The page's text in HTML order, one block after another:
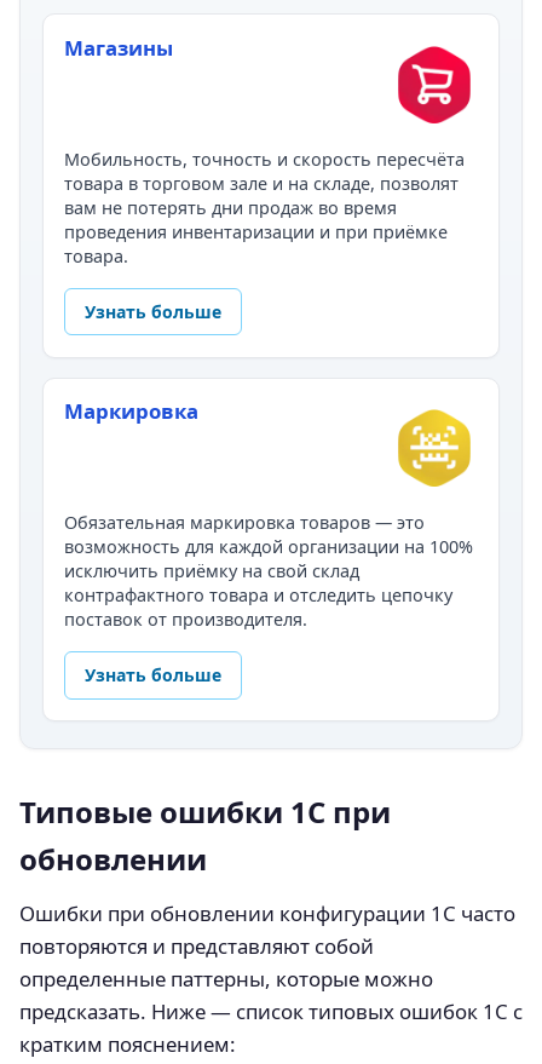
Магазины
Мобильность, точность и скорость пересчёта
товара в торговом зале и на складе, позволят
вам не потерять дни продаж во время
проведения инвентаризации и при приёмке
товара.
Узнать больше
Маркировка
Обязательная маркировка товаров — это
возможность для каждой организации на 100%
исключить приёмку на свой склад
контрафактного товара и отследить цепочку
поставок от производителя.
Узнать больше
Типовые ошибки 1С при
обновлении
Ошибки при обновлении конфигурации 1С часто
повторяются и представляют собой
определенные паттерны, которые можно
предсказать. Ниже — список типовых ошибок 1С с
кратким пояснением: